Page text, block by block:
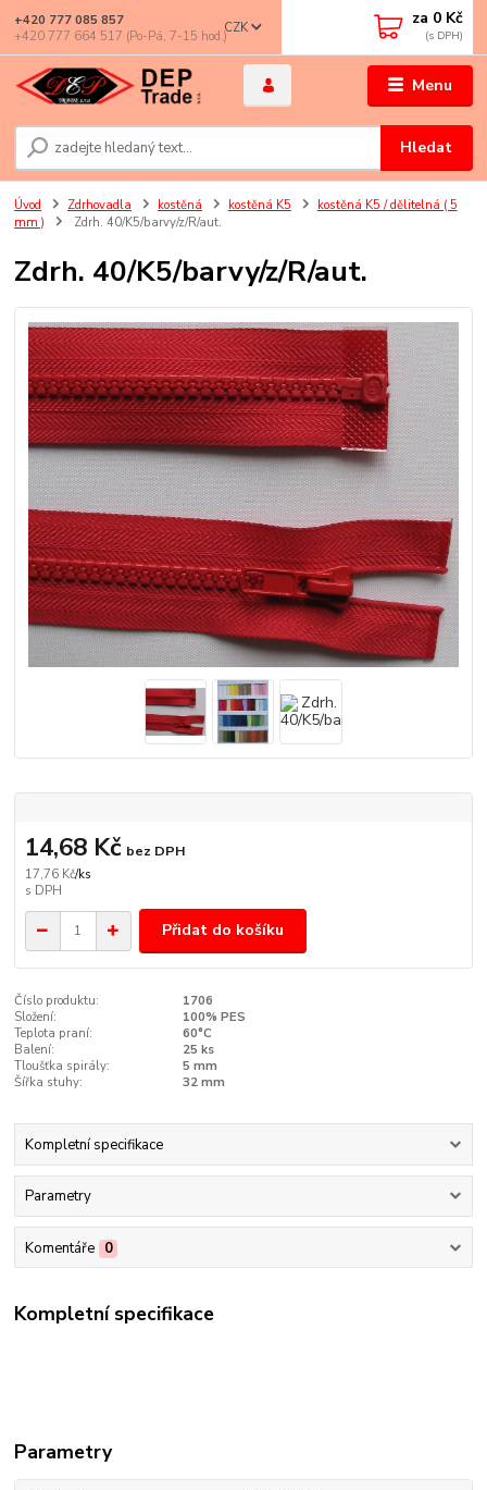
Menu
CZK
Hledat
+420 777 085 857
+420 777 664 517 (Po-Pá, 7-15 hod.)
za 0 Kč
Úvod Zdrhovadla kostěná kostěná K5
kostěná K5 / dělitelná ( 5
mm )
Zdrh. 40/K5/barvy/z/R/aut.
Zdrh. 40/K5/barvy/z/R/aut.
17,76 Kč/ks
14,68 Kč bez DPH
Přidat do košíku
Číslo produktu:
1706
Složení:
100% PES
Teplota praní:
60°C
Balení:
25 ks
Tloušťka spirály:
5 mm
Šířka stuhy:
32 mm
Kompletní specifikace
Parametry
Komentáře 0
Kompletní specifikace
Parametry